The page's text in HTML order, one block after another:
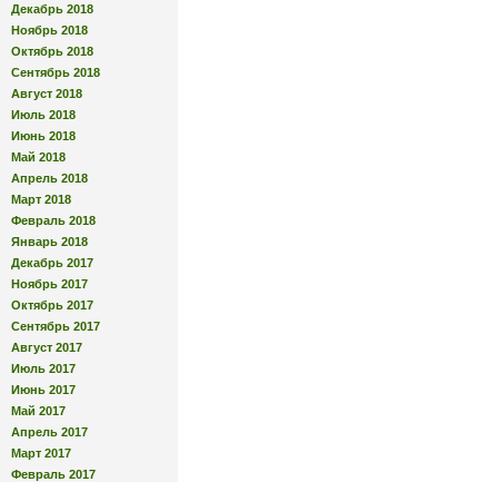
Декабрь 2018
Ноябрь 2018
Октябрь 2018
Сентябрь 2018
Август 2018
Июль 2018
Июнь 2018
Май 2018
Апрель 2018
Март 2018
Февраль 2018
Январь 2018
Декабрь 2017
Ноябрь 2017
Октябрь 2017
Сентябрь 2017
Август 2017
Июль 2017
Июнь 2017
Май 2017
Апрель 2017
Март 2017
Февраль 2017